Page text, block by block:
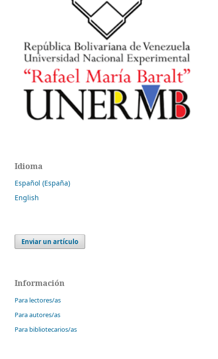
Idioma
Español (España)
English
Enviar un artículo
Información
Para lectores/as
Para autores/as
Para bibliotecarios/as